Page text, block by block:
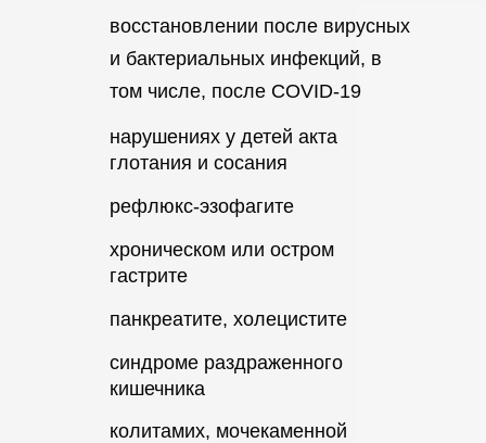
восстановлении после вирусных
и бактериальных инфекций, в
том числе, после COVID-19
нарушениях у детей акта
глотания и сосания
рефлюкс-эзофагите
хроническом или остром
гастрите
панкреатите, холецистите
синдроме раздраженного
кишечника
колитамих, мочекаменной